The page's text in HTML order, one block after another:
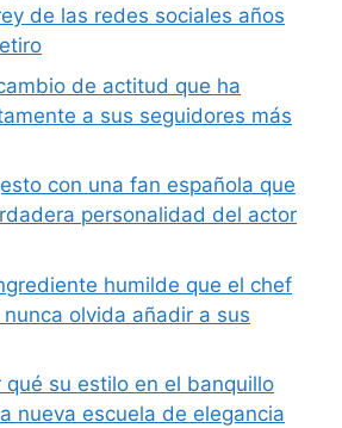
de las redes sociales años
de actitud que ha
a sus seguidores más
con una fan española que
personalidad del actor
humilde que el chef
olvida añadir a sus
qué su estilo en el banquillo
nueva escuela de elegancia